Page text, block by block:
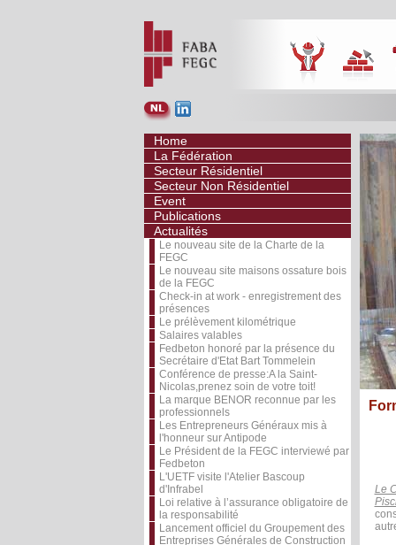
Home
La Fédération
Secteur Résidentiel
Secteur Non Résidentiel
Event
Publications
Actualités
Le nouveau site de la Charte de la
FEGC
Le nouveau site maisons ossature bois
de la FEGC
Check-in at work - enregistrement des
présences
Le prélèvement kilométrique
Salaires valables
Fedbeton honoré par la présence du
Secrétaire d'Etat Bart Tommelein
Conférence de presse:A la Saint-
Nicolas,prenez soin de votre toit!
La marque BENOR reconnue par les
professionnels
Les Entrepreneurs Généraux mis à
l'honneur sur Antipode
Le Président de la FEGC interviewé par
Fedbeton
L'UETF visite l'Atelier Bascoup
d'Infrabel
Loi relative à l’assurance obligatoire de
la responsabilité
Lancement officiel du Groupement des
Entreprises Générales de Construction
Le